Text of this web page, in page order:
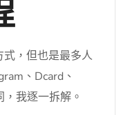
，但也是最多人
、Dcard、
我逐一拆解。